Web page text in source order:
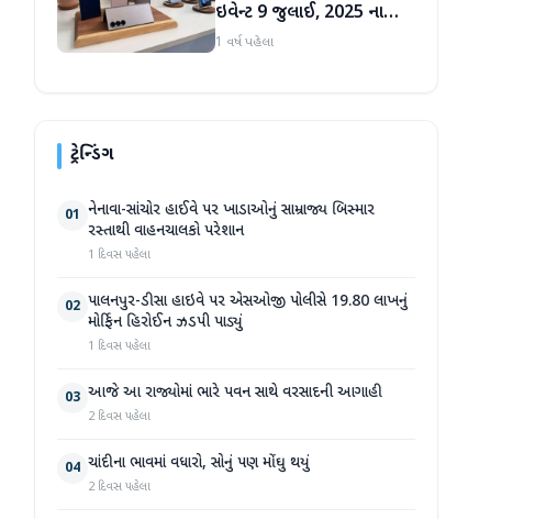
ઇવેન્ટ 9 જુલાઈ, 2025 ના
રોજ સેટ કરવામાં આવી
1 વર્ષ પહેલા
ટ્રેન્ડિંગ
01 નેનાવા-સાંચોર હાઈવે પર ખાડાઓનું સામ્રાજ્ય બિસ્માર
રસ્તાથી વાહનચાલકો પરેશાન
1 દિવસ પહેલા
02 પાલનપુર-ડીસા હાઇવે પર એસઓજી પોલીસે 19.80 લાખનું
મોર્ફિન હિરોઈન ઝડપી પાડ્યું
1 દિવસ પહેલા
03 આજે આ રાજ્યોમાં ભારે પવન સાથે વરસાદની આગાહી
2 દિવસ પહેલા
04 ચાંદીના ભાવમાં વધારો, સોનું પણ મોંઘુ થયું
2 દિવસ પહેલા